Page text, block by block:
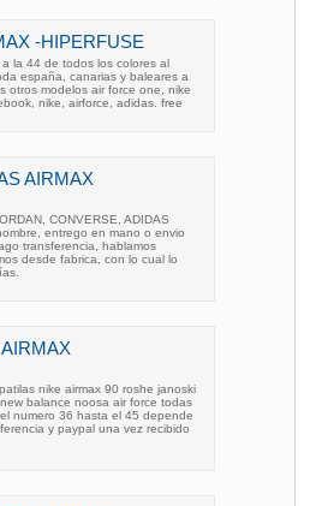
-HIPERFUSE
la 44 de todos los colores al
españa, canarias y baleares a
otros modelos air force one, nike
nike, airforce, adidas. free
AIRMAX
CONVERSE, ADIDAS
entrego en mano o envio
transferencia, hablamos
desde fabrica, con lo cual lo
nike airmax 90 roshe janoski
balance noosa air force todas
numero 36 hasta el 45 depende
y paypal una vez recibido